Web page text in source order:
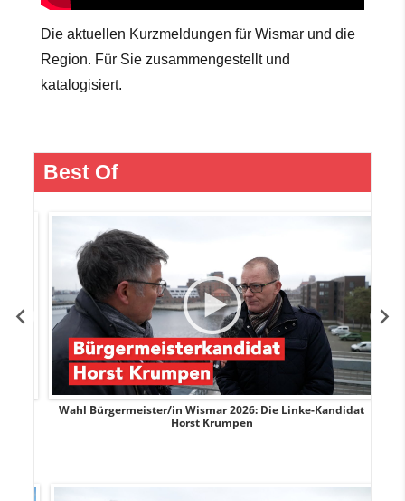
Die aktuellen Kurzmeldungen für Wismar und die
Region. Für Sie zusammengestellt und
katalogisiert.
Best Of
Wahl Bürgermeister/in Wismar 2026: Die Linke-Kandidat
Horst Krumpen